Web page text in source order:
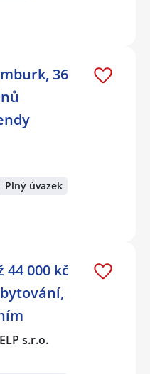
36
Plný úvazek
000 kč
s.r.o.